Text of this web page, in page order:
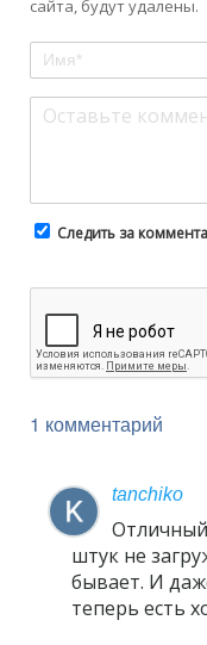
сайта, будут удалены.
Следить за
1 комментарий
tanchiko
штук не
бывает. И
теперь есть